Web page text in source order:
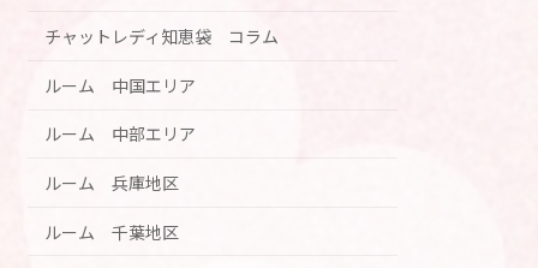
チャットレディ知恵袋 コラム
ルーム 中国エリア
ルーム 中部エリア
ルーム 兵庫地区
ルーム 千葉地区